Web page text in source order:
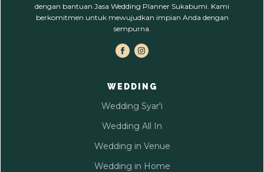
dengan bantuan Jasa Wedding Planner Sukabumi. Kami
berkomitmen untuk mewujudkan impian Anda dengan
sempurna.
WEDDING
Wedding Syar'i
Wedding All In
Wedding in Venue
Wedding in Home